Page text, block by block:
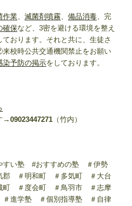
作業
滅菌剤噴霧 備品消毒 、完
確保など、3密を避ける環境を整え
おります。それと共に、生徒さ
校時公共交通機関禁止をお願い
染予防の掲示をしております。
→09023447271 （竹内）
すい塾 #おすすめの塾 ＃伊勢
＃明和町 ＃多気町 ＃大台
＃度会町 ＃鳥羽市 ＃志摩
進学塾 ＃個別指導塾 ＃自律